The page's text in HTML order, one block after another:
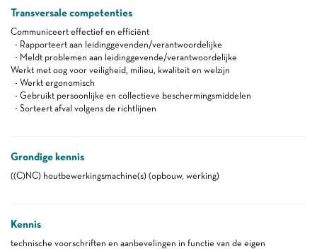
Transversale competenties
Communiceert effectief en efficiënt
- Rapporteert aan leidinggevenden/verantwoordelijke
- Meldt problemen aan leidinggevende/verantwoordelijke
Werkt met oog voor veiligheid, milieu, kwaliteit en welzijn
- Werkt ergonomisch
- Gebruikt persoonlijke en collectieve beschermingsmiddelen
- Sorteert afval volgens de richtlijnen
Grondige kennis
((C)NC) houtbewerkingsmachine(s) (opbouw, werking)
Kennis
technische voorschriften en aanbevelingen in functie van de eigen